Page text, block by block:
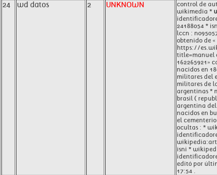
24 wd datos 2 UNKNOWN
control de
wikimedia *
24188054 *
lccn :
obtenido de «
https://
title=manuel
162265921»
nacidos en
militares del
militares de
argentinas *
brasil (
argentina
nacidos en
el
ocultas : *
isni *
editó por
17:54 .